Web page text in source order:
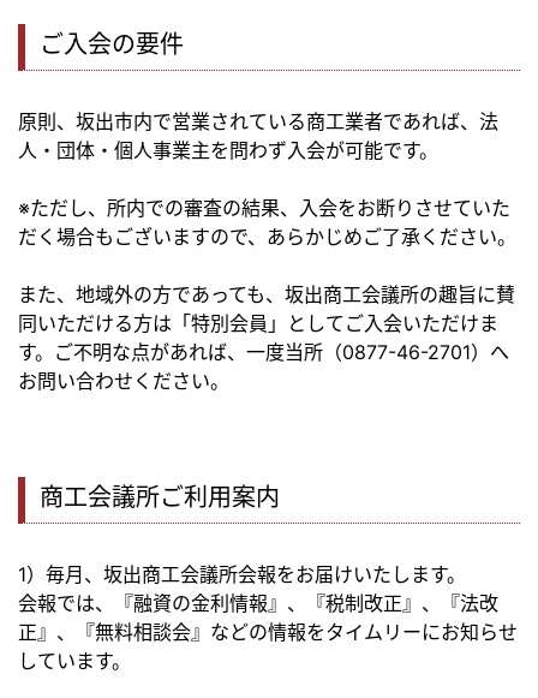
ご入会の要件
原則、坂出市内で営業されている商工業者であれば、法
人・団体・個人事業主を問わず入会が可能です。
※ただし、所内での審査の結果、入会をお断りさせていた
だく場合もございますので、あらかじめご了承ください。
また、地域外の方であっても、坂出商工会議所の趣旨に賛
同いただける方は「特別会員」としてご入会いただけま
す。ご不明な点があれば、一度当所（0877-46-2701）へ
お問い合わせください。
商工会議所ご利用案内
1）毎月、坂出商工会議所会報をお届けいたします。
会報では、『融資の金利情報』、『税制改正』、『法改
正』、『無料相談会』などの情報をタイムリーにお知らせ
しています。